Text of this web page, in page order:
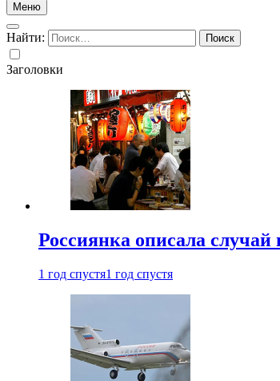
Меню
Найти:
Заголовки
Россиянка описала
1 год спустя1 год спустя